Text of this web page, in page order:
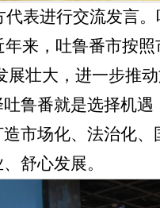
代表进行交流发言
年来，吐鲁番市按
展壮大，进一步推
鲁番就是选择机
市场化、法治化
舒心发展。